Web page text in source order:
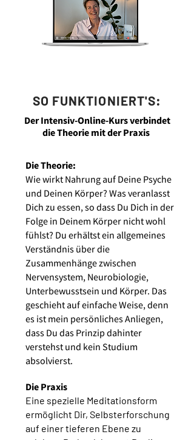
SO FUNKTIONIERT'S:
Der Intensiv-Online-Kurs verbindet
die Theorie mit der Praxis
Die Theorie:
Wie wirkt Nahrung auf Deine Psyche
und Deinen Körper? Was veranlasst
Dich zu essen, so dass Du Dich in der
Folge in Deinem Körper nicht wohl
fühlst? Du erhältst ein allgemeines
Verständnis über die
Zusammenhänge zwischen
Nervensystem, Neurobiologie,
Unterbewusstsein und Körper. Das
geschieht auf einfache Weise, denn
es ist mein persönliches Anliegen,
dass Du das Prinzip dahinter
verstehst und kein Studium
absolvierst.
Die Praxis
Eine spezielle Meditationsform
ermöglicht Dir, Selbsterforschung
auf einer tieferen Ebene zu